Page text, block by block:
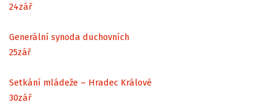
24zář
Generální synoda duchovních
25zář
Setkání mládeže – Hradec Králové
30zář